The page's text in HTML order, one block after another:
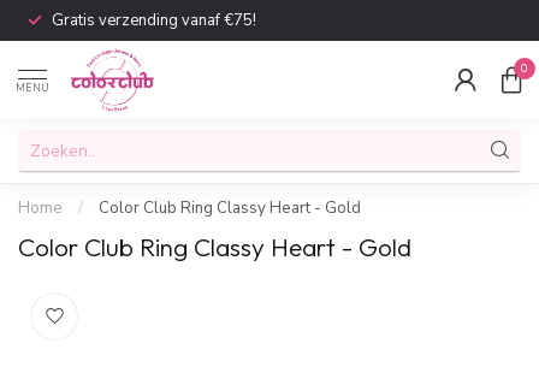
Gratis verzending vanaf €75!
MENU
0
Home / Color Club Ring Classy Heart - Gold
Color Club Ring Classy Heart - Gold